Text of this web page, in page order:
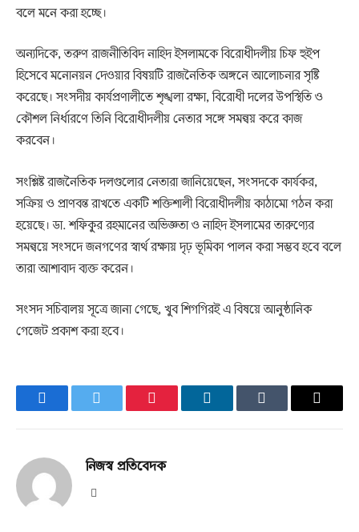
বলে মনে করা হচ্ছে।
অন্যদিকে, তরুণ রাজনীতিবিদ নাহিদ ইসলামকে বিরোধীদলীয় চিফ হুইপ
হিসেবে মনোনয়ন দেওয়ার বিষয়টি রাজনৈতিক অঙ্গনে আলোচনার সৃষ্টি
করেছে। সংসদীয় কার্যপ্রণালীতে শৃঙ্খলা রক্ষা, বিরোধী দলের উপস্থিতি ও
কৌশল নির্ধারণে তিনি বিরোধীদলীয় নেতার সঙ্গে সমন্বয় করে কাজ
করবেন।
সংশ্লিষ্ট রাজনৈতিক দলগুলোর নেতারা জানিয়েছেন, সংসদকে কার্যকর,
সক্রিয় ও প্রাণবন্ত রাখতে একটি শক্তিশালী বিরোধীদলীয় কাঠামো গঠন করা
হয়েছে। ডা. শফিকুর রহমানের অভিজ্ঞতা ও নাহিদ ইসলামের তারুণ্যের
সমন্বয়ে সংসদে জনগণের স্বার্থ রক্ষায় দৃঢ় ভূমিকা পালন করা সম্ভব হবে বলে
তারা আশাবাদ ব্যক্ত করেন।
সংসদ সচিবালয় সূত্রে জানা গেছে, খুব শিগগিরই এ বিষয়ে আনুষ্ঠানিক
গেজেট প্রকাশ করা হবে।
FacebookTwitter PinterestLinkedInTumblr Email
নিজস্ব প্রতিবেদক